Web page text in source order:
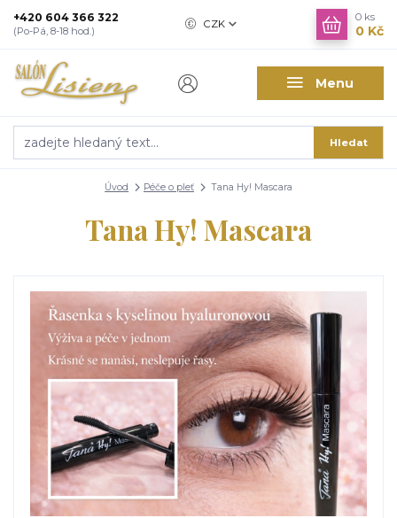
Menu
CZK
Hledat
+420 604 366 322
(Po-Pá, 8-18 hod.)
0 ks
0 Kč
Úvod Péče o pleť Tana Hy! Mascara
Tana Hy! Mascara